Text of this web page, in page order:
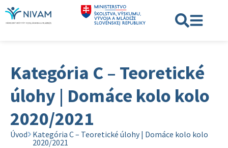
Kategória C – Teoretické
úlohy | Domáce kolo kolo
2020/2021
Úvod Kategória C – Teoretické úlohy | Domáce kolo kolo
2020/2021